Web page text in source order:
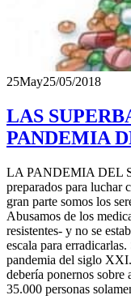
25May25/05/2018
LAS
PANDEMIA
LA PANDEMIA DEL
preparados para luchar
gran parte somos los
Abusamos de los
resistentes- y no se
escala para
pandemia del siglo
debería ponernos sobre
35.000 personas